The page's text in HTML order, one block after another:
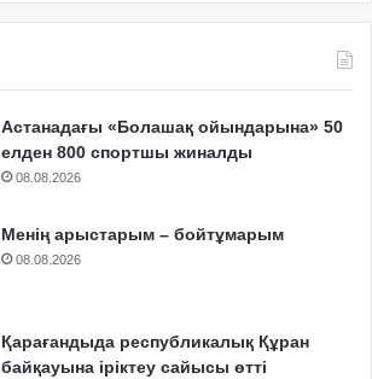
Астанадағы «Болашақ ойындарына» 50
елден 800 спортшы жиналды
08.08.2026
Менің арыстарым – бойтұмарым
08.08.2026
Қарағандыда республикалық Құран
байқауына іріктеу сайысы өтті